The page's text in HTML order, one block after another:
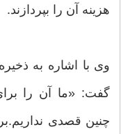
هزینه آن را بپردازند.
گفت: «ما آن را
چنین قصدی